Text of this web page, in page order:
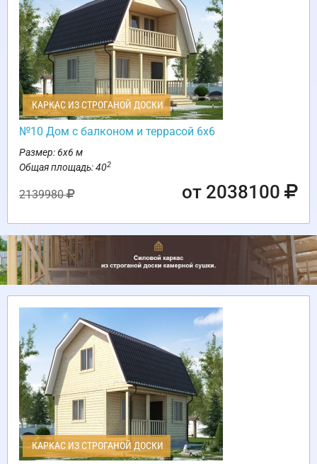
КАРКАС ИЗ СТРОГАНОЙ ДОСКИ
№10 Дом с балконом и террасой 6х6
Размер: 6х6 м
Общая площадь: 402
2139980 от 2038100
КАРКАС ИЗ СТРОГАНОЙ ДОСКИ